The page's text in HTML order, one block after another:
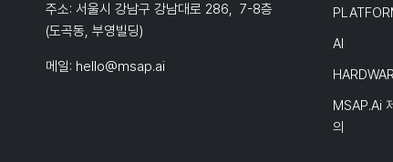
주소: 서울시 강남구 강남대로 286, 7-8층
(도곡동, 부영빌딩)
메일: hello@msap.ai
AI
MSAP.ai
의